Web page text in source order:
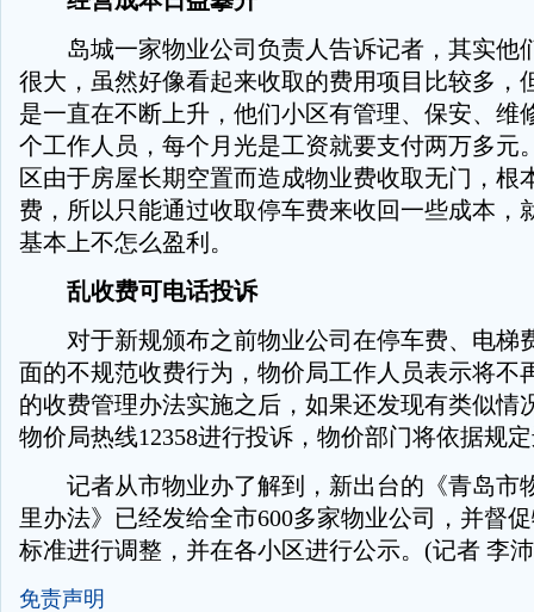
岛城一家物业公司负责人告诉记者，其实他
很大，虽然好像看起来收取的费用项目比较多，
是一直在不断上升，他们小区有管理、保安、维
个工作人员，每个月光是工资就要支付两万多元
区由于房屋长期空置而造成物业费收取无门，根
费，所以只能通过收取停车费来收回一些成本，
基本上不怎么盈利。
乱收费可电话投诉
对于新规颁布之前物业公司在停车费、电梯
面的不规范收费行为，物价局工作人员表示将不
的收费管理办法实施之后，如果还发现有类似情
物价局热线12358进行投诉，物价部门将依据规
记者从市物业办了解到，新出台的《青岛市
里办法》已经发给全市600多家物业公司，并督
标准进行调整，并在各小区进行公示。(记者 李
免责声明